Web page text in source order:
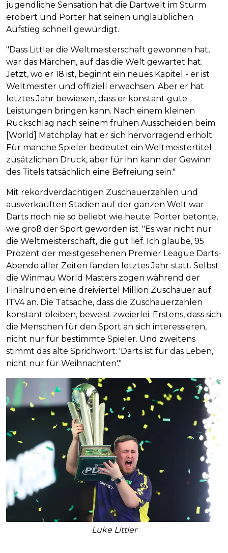
jugendliche Sensation hat die Dartwelt im Sturm
erobert und Porter hat seinen unglaublichen
Aufstieg schnell gewürdigt.
"Dass Littler die Weltmeisterschaft gewonnen hat,
war das Märchen, auf das die Welt gewartet hat.
Jetzt, wo er 18 ist, beginnt ein neues Kapitel - er ist
Weltmeister und offiziell erwachsen. Aber er hat
letztes Jahr bewiesen, dass er konstant gute
Leistungen bringen kann. Nach einem kleinen
Rückschlag nach seinem frühen Ausscheiden beim
[World] Matchplay hat er sich hervorragend erholt.
Für manche Spieler bedeutet ein Weltmeistertitel
zusätzlichen Druck, aber für ihn kann der Gewinn
des Titels tatsächlich eine Befreiung sein."
Mit rekordverdächtigen Zuschauerzahlen und
ausverkauften Stadien auf der ganzen Welt war
Darts noch nie so beliebt wie heute. Porter betonte,
wie groß der Sport geworden ist. "Es war nicht nur
die Weltmeisterschaft, die gut lief. Ich glaube, 95
Prozent der meistgesehenen Premier League Darts-
Abende aller Zeiten fanden letztes Jahr statt. Selbst
die Winmau World Masters zogen während der
Finalrunden eine dreiviertel Million Zuschauer auf
ITV4 an. Die Tatsache, dass die Zuschauerzahlen
konstant bleiben, beweist zweierlei: Erstens, dass sich
die Menschen für den Sport an sich interessieren,
nicht nur für bestimmte Spieler. Und zweitens
stimmt das alte Sprichwort: 'Darts ist für das Leben,
nicht nur für Weihnachten'."
Luke Littler